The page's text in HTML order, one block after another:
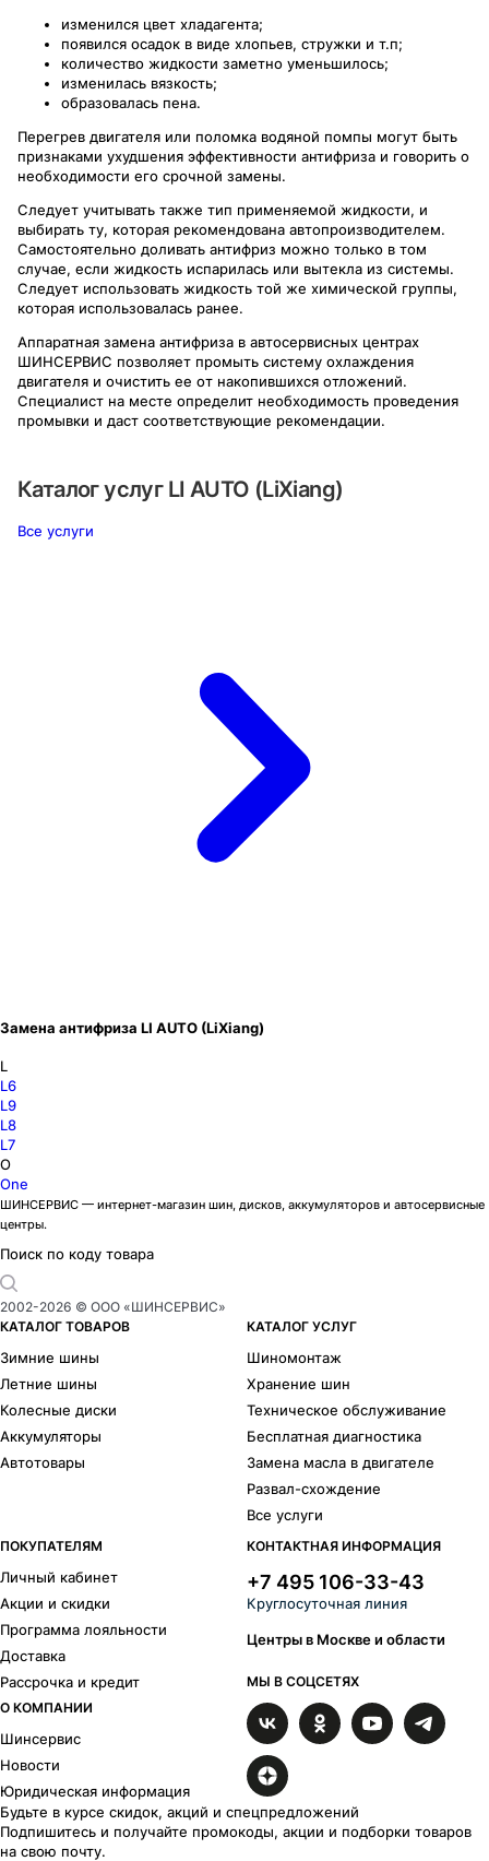
изменился цвет хладагента;
появился осадок в виде хлопьев, стружки и т.п;
количество жидкости заметно уменьшилось;
изменилась вязкость;
образовалась пена.
Перегрев двигателя или поломка водяной помпы могут быть
признаками ухудшения эффективности антифриза и говорить о
необходимости его срочной замены.
Следует учитывать также тип применяемой жидкости, и
выбирать ту, которая рекомендована автопроизводителем.
Самостоятельно доливать антифриз можно только в том
случае, если жидкость испарилась или вытекла из системы.
Следует использовать жидкость той же химической группы,
которая использовалась ранее.
Аппаратная замена антифриза в автосервисных центрах
ШИНСЕРВИС позволяет промыть систему охлаждения
двигателя и очистить ее от накопившихся отложений.
Специалист на месте определит необходимость проведения
промывки и даст соответствующие рекомендации.
Каталог услуг LI AUTO (LiXiang)
Все услуги
Замена антифриза LI AUTO (LiXiang)
L
L6
L9
L8
L7
O
One
ШИНСЕРВИС — интернет-магазин шин, дисков, аккумуляторов и автосервисные
центры.
Поиск по коду товара
2002-2026 © ООО «ШИНСЕРВИС»
КАТАЛОГ ТОВАРОВ
Зимние шины
Летние шины
Колесные диски
Аккумуляторы
Автотовары
КАТАЛОГ УСЛУГ
Шиномонтаж
Хранение шин
Техническое обслуживание
Бесплатная диагностика
Замена масла в двигателе
Развал-схождение
Все услуги
ПОКУПАТЕЛЯМ
Личный кабинет
Акции и скидки
Программа лояльности
Доставка
Рассрочка и кредит
О КОМПАНИИ
Шинсервис
Новости
Юридическая информация
КОНТАКТНАЯ ИНФОРМАЦИЯ
+7 495 106-33-43
Круглосуточная линия
Центры в Москве и области
МЫ В СОЦСЕТЯХ
Будьте в курсе скидок, акций и спецпредложений
Подпишитесь и получайте промокоды, акции и подборки товаров
на свою почту.